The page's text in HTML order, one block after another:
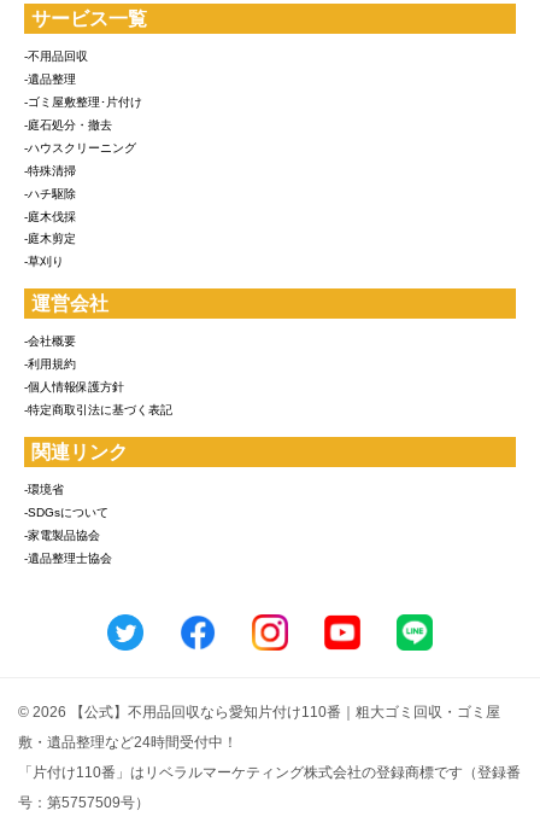
サービス一覧
-不用品回収
-遺品整理
-ゴミ屋敷整理･片付け
-庭石処分・撤去
-ハウスクリーニング
-特殊清掃
-ハチ駆除
-庭木伐採
-庭木剪定
-草刈り
運営会社
-会社概要
-利用規約
-個人情報保護方針
-特定商取引法に基づく表記
関連リンク
-環境省
-SDGsについて
-家電製品協会
-遺品整理士協会
© 2026 【公式】不用品回収なら愛知片付け110番｜粗大ゴミ回収・ゴミ屋
敷・遺品整理など24時間受付中！
「片付け110番」はリベラルマーケティング株式会社の登録商標です（登録番
号：第5757509号）